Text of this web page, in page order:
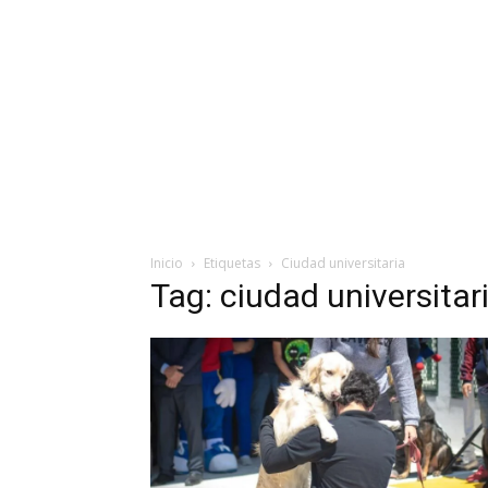
Inicio Etiquetas Ciudad universitaria
Tag: ciudad